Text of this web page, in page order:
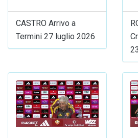
CASTRO Arrivo a
Termini 27 luglio 2026